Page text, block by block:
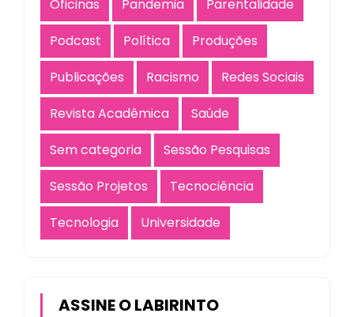
Oficinas
Pandemia
Parentalidade
Podcast
Política
Produções
Publicações
Racismo
Redes Sociais
Revista Acadêmica
Saúde
Sem categoria
Sessão Pesquisas
Sessão Projetos
Tecnociência
Tecnologia
Universidade
ASSINE O LABIRINTO